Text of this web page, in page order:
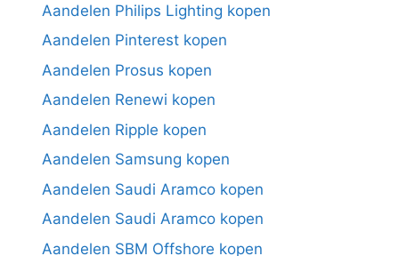
Aandelen Philips Lighting kopen
Aandelen Pinterest kopen
Aandelen Prosus kopen
Aandelen Renewi kopen
Aandelen Ripple kopen
Aandelen Samsung kopen
Aandelen Saudi Aramco kopen
Aandelen Saudi Aramco kopen
Aandelen SBM Offshore kopen